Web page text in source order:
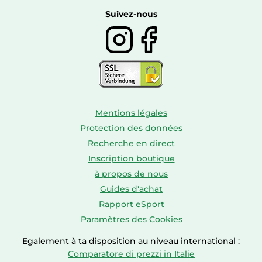
Suivez-nous
Mentions légales
Protection des données
Recherche en direct
Inscription boutique
à propos de nous
Guides d'achat
Rapport eSport
Paramètres des Cookies
Egalement à ta disposition au niveau international :
Comparatore di prezzi in Italie